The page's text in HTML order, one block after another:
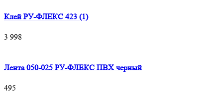
Клей РУ-ФЛЕКС 423 (1)
3 998
Лента 050-025 РУ-ФЛЕКС ПВХ черный
495